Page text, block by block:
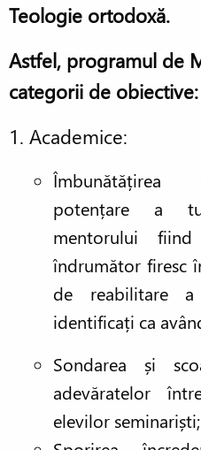
Teologie ortodoxă.
Astfel, programul de
categorii de obiective:
1. Academice:
Îmbunătățirea
potențare a
mentorului
îndrumător firesc
de reabilitare
identificați ca
Sondarea și
adevăratelor
elevilor seminariști;